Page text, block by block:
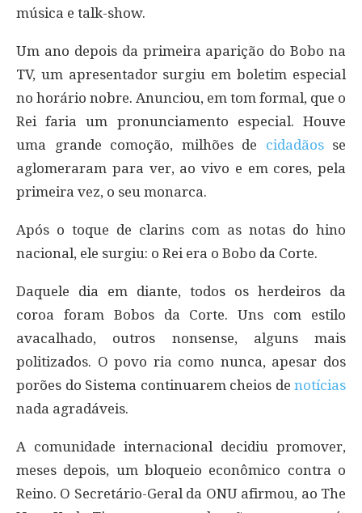
música e talk-show.
Um ano depois da primeira aparição do Bobo na
TV, um apresentador surgiu em boletim especial
no horário nobre. Anunciou, em tom formal, que o
Rei faria um pronunciamento especial. Houve
uma grande comoção, milhões de cidadãosse
aglomeraram para ver, ao vivo e em cores, pela
primeira vez, o seu monarca.
Após o toque de clarins com as notas do hino
nacional, ele surgiu: o Rei era o Bobo da Corte.
Daquele dia em diante, todos os herdeiros da
coroa foram Bobos da Corte. Uns com estilo
avacalhado, outros nonsense, alguns mais
politizados. O povo ria como nunca, apesar dos
porões do Sistema continuarem cheios de notícias
nada agradáveis.
A comunidade internacional decidiu promover,
meses depois, um bloqueio econômico contra o
Reino. O Secretário-Geral da ONU afirmou, ao The